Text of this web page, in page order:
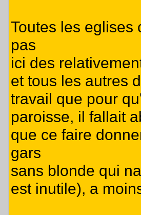
Toutes les eglises
pas
ici des
et tous les autres
travail que pour
paroisse, il fallait
que ce faire
gars
sans blonde qui
est inutile), a